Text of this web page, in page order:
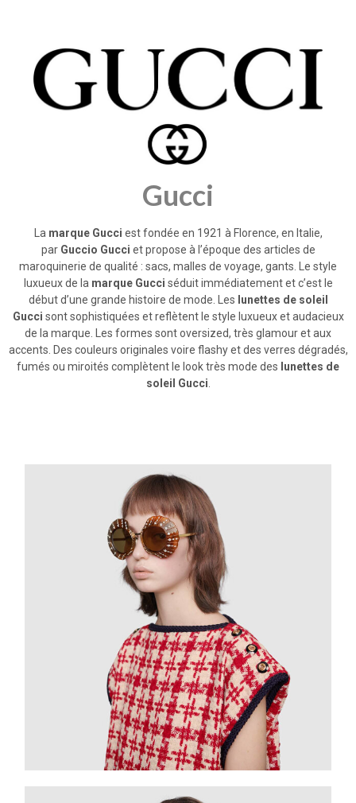
Gucci
La marque Gucci est fondée en 1921 à Florence, en Italie,
par Guccio Gucci et propose à l’époque des articles de
maroquinerie de qualité : sacs, malles de voyage, gants. Le style
luxueux de la marque Gucci séduit immédiatement et c’est le
début d’une grande histoire de mode. Les lunettes de soleil
Gucci sont sophistiquées et reflètent le style luxueux et audacieux
de la marque. Les formes sont oversized, très glamour et aux
accents. Des couleurs originales voire flashy et des verres dégradés,
fumés ou miroités complètent le look très mode des lunettes de
soleil Gucci.